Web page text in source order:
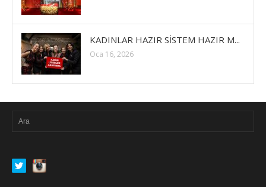
KADINLAR HAZIR SİSTEM HAZIR M...
Oca 16, 2026